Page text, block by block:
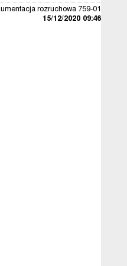
rozruchowa 759-01
15/12/2020 09:46